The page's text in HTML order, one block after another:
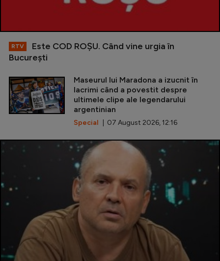
RTV
Este COD ROŞU. Când vine urgia în
Bucureşti
Maseurul lui Maradona a izucnit în
lacrimi când a povestit despre
ultimele clipe ale legendarului
argentinian
Special | 07 August 2026, 12:16